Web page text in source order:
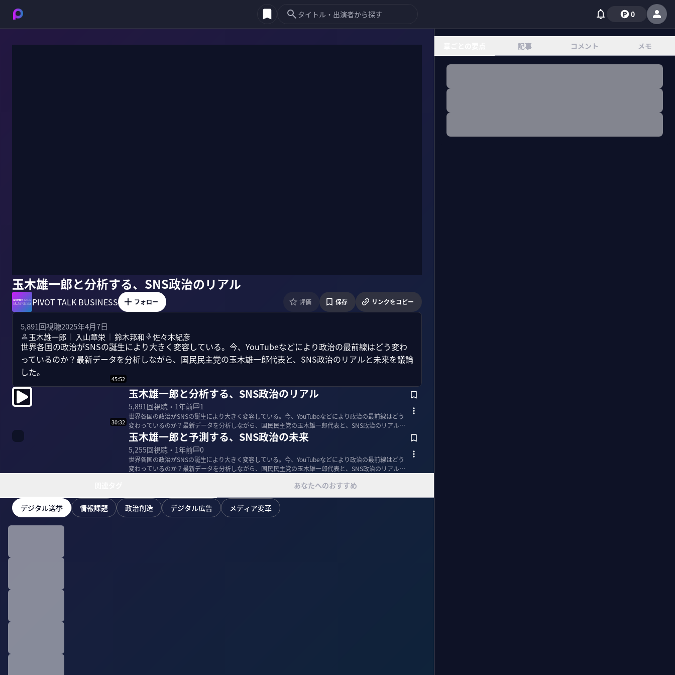
0
玉木雄一郎と分析する、SNS政治のリアル
PIVOT TALK BUSINESS フォロー 評価 保存 リンクをコピー
5,891回視聴2025年4月7日
玉木雄一郎 ｜ 入山章栄 ｜ 鈴木邦和 佐々木紀彦
世界各国の政治がSNSの誕生により大きく変容している。今、YouTubeなどにより政治の最前線はどう変わ
っているのか？最新データを分析しながら、国民民主党の玉木雄一郎代表と、SNS政治のリアルと未来を議論
した。
45:52
玉木雄一郎と分析する、SNS政治のリアル
5,891回視聴・ 1年前 1
世界各国の政治がSNSの誕生により大きく変容している。今、YouTubeなどにより政治の最前線はどう
変わっているのか？最新データを分析しながら、国民民主党の玉木雄一郎代表と、SNS政治のリアルと
未来を...
30:32
玉木雄一郎と予測する、SNS政治の未来
5,255回視聴・ 1年前 0
世界各国の政治がSNSの誕生により大きく変容している。今、YouTubeなどにより政治の最前線はどう
変わっているのか？最新データを分析しながら、国民民主党の玉木雄一郎代表と、SNS政治のリアルと
あなたへのおすすめ
デジタル選挙 情報課題 政治創造 デジタル広告 メディア変革
記事 コメント メモ